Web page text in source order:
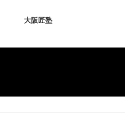
大阪匠塾